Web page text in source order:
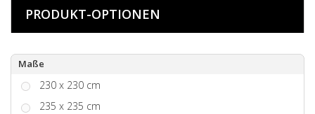
PRODUKT-OPTIONEN
Maße
230 x 230 cm
235 x 235 cm